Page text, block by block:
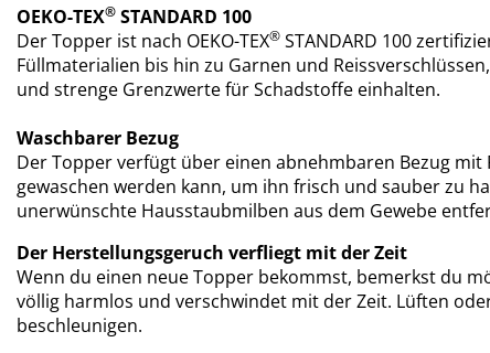
OEKO-TEX® STANDARD 100
Der Topper ist nach OEKO-TEX® STANDARD 100
Füllmaterialien bis hin zu Garnen und
und strenge Grenzwerte für Schadstoffe einhalten.
Waschbarer Bezug
Der Topperverfügt über einen abnehmbaren Bezug mit
gewaschen werden kann, um ihn frisch und sauber zu
unerwünschte Hausstaubmilben aus dem Gewebe
Der Herstellungsgeruch verfliegt mit der Zeit
Wenn du einen neue Topper bekommst, bemerkst du
völlig harmlos und verschwindet mit der Zeit. Lüften
beschleunigen.